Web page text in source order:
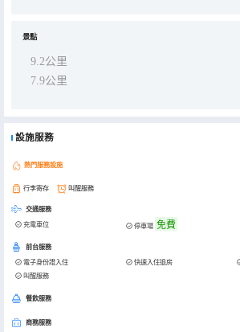
景點
9.2公里
7.9公里
設施服務
熱門服務設施
行李寄存 叫醒服務
交通服務
充電車位 停車場 免費
前台服務
電子身份證入住 快速入住退房
叫醒服務
餐飲服務
商務服務